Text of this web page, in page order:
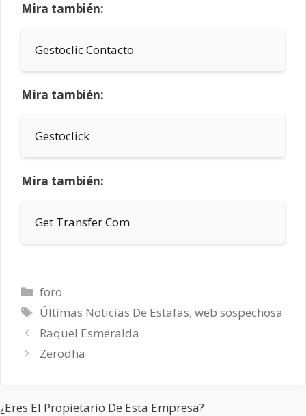
Mira también:
Gestoclic Contacto
Mira también:
Gestoclick
Mira también:
Get Transfer Com
Categorías
foro
Etiquetas
Últimas Noticias De Estafas,web sospechosa
Raquel Esmeralda
Zerodha
¿Eres El Propietario De Esta Empresa?